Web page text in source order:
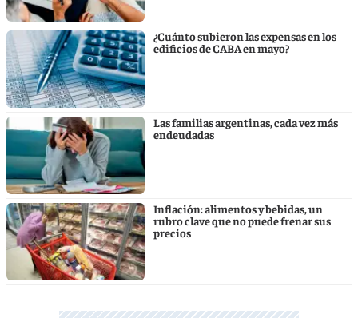
¿Cuánto subieron las expensas en los
edificios de CABA en mayo?
Las familias argentinas, cada vez más
endeudadas
Inflación: alimentos y bebidas, un
rubro clave que no puede frenar sus
precios